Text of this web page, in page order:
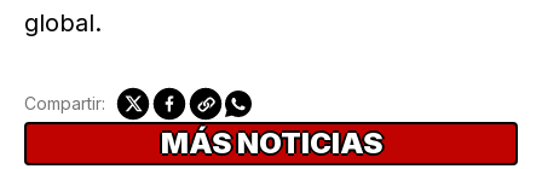
global.
Compartir:
MÁS NOTICIAS